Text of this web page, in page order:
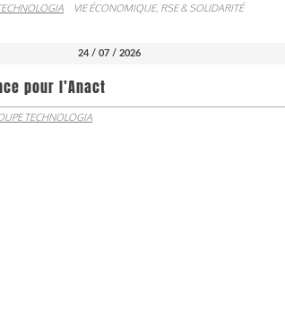
VIE ÉCONOMIQUE, RSE & SOLIDARITÉ
24 / 07 / 2026
pour l’Anact
TECHNOLOGIA